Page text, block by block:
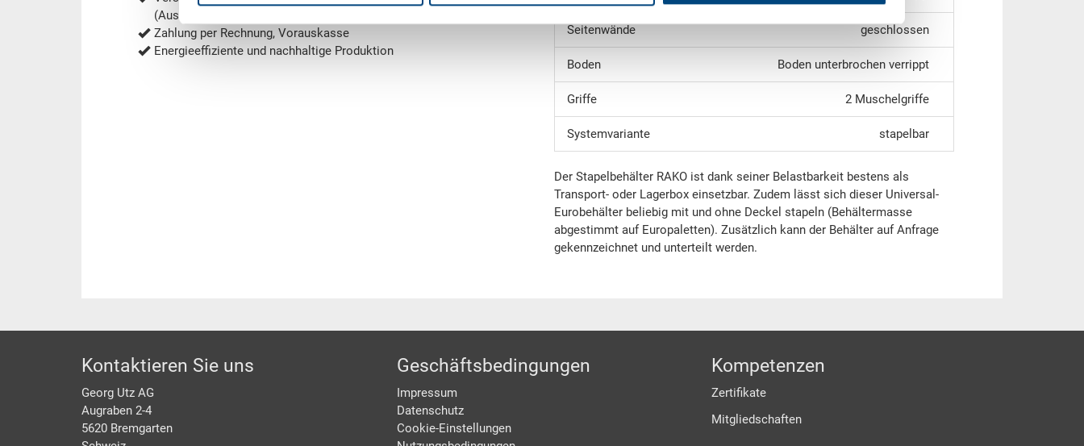
(Ausnahmen siehe
Zahlung per Rechnung, Vorauskasse
Energieeffiziente und nachhaltige Produktion
Seitenwände geschlossen
Boden Boden unterbrochen verrippt
Griffe 2 Muschelgriffe
Systemvariante stapelbar
Der Stapelbehälter RAKO ist dank seiner Belastbarkeit bestens als
Transport- oder Lagerbox einsetzbar. Zudem lässt sich dieser Universal-
Eurobehälter beliebig mit und ohne Deckel stapeln (Behältermasse
abgestimmt auf Europaletten). Zusätzlich kann der Behälter auf Anfrage
gekennzeichnet und unterteilt werden.
Footer
Kontaktieren Sie uns
Georg Utz AG
Augraben 2-4
5620 Bremgarten
Geschäftsbedingungen
Impressum
Datenschutz
Cookie-Einstellungen
Kompetenzen
Zertifikate
Mitgliedschaften